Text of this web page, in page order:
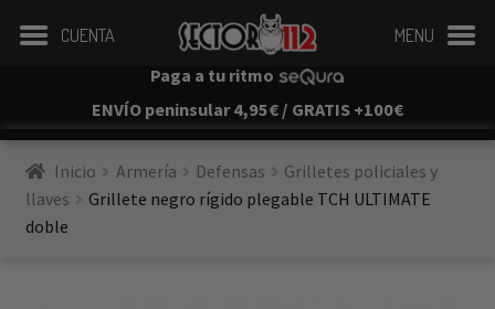
Paga a tu ritmo
ENVÍO peninsular 4,95€ / GRATIS +100€
Inicio Armería Defensas
Grilletes policiales y
llaves
Grillete negro rígido plegable TCH ULTIMATE
doble
CUENTA MENU